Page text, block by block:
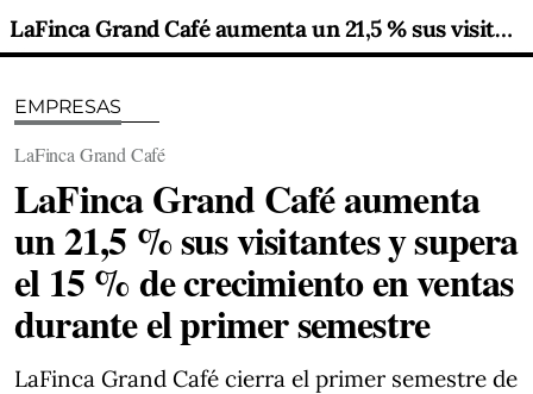
LaFinca Grand Café aumenta un 21,5 % sus visitantes y supera el 15 % de crecimiento en ventas durante el primer semestre
EMPRESAS
LaFinca Grand Café
LaFinca Grand Café aumenta
un 21,5 % sus visitantes y supera
el 15 % de crecimiento en ventas
durante el primer semestre
LaFinca Grand Café cierra el primer semestre de